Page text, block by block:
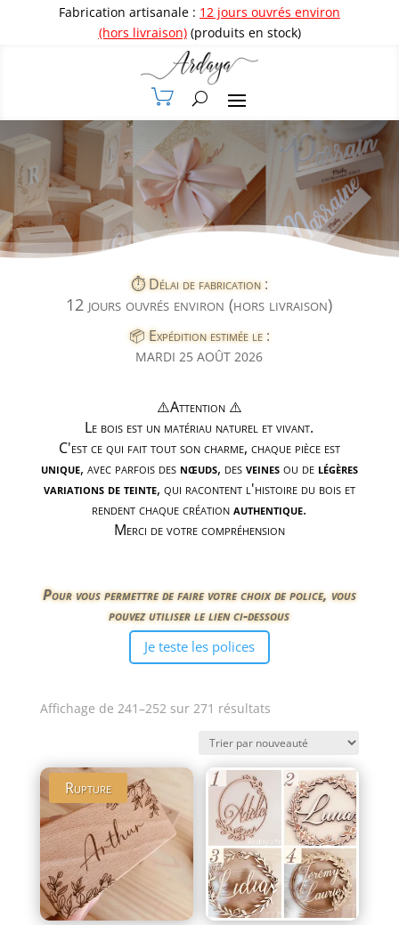
Fabrication artisanale : 12 jours ouvrés environ
(hors livraison)(produits en stock)
⏱️ Délai de fabrication :
12 jours ouvrés environ (hors livraison)
📦 Expédition estimée le :
MARDI 25 AOÛT 2026
⚠️Attention ⚠️
Le bois est un matériau naturel et vivant.
C'est ce qui fait tout son charme, chaque pièce est
unique, avec parfois des nœuds, desveinesou de légères
variations de teinte, qui racontent l'histoire du bois et
rendent chaque créationauthentique.
Merci de votre compréhension
Pour vous permettre de faire votre choix de police, vous
pouvez utiliser le lien ci-dessous
Je teste les polices
Affichage de 241–252 sur 271 résultatsTrié
plus
récent
au
plus
ancien
Rupture